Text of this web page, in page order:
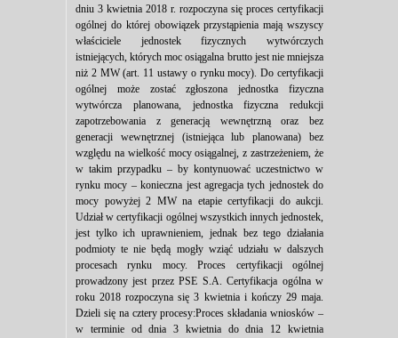
dniu 3 kwietnia 2018 r. rozpoczyna się proces certyfikacji
ogólnej do której obowiązek przystąpienia mają wszyscy
właściciele jednostek fizycznych wytwórczych
istniejących, których moc osiągalna brutto jest nie mniejsza
niż 2 MW (art. 11 ustawy o rynku mocy). Do certyfikacji
ogólnej może zostać zgłoszona jednostka fizyczna
wytwórcza planowana, jednostka fizyczna redukcji
zapotrzebowania z generacją wewnętrzną oraz bez
generacji wewnętrznej (istniejąca lub planowana) bez
względu na wielkość mocy osiągalnej, z zastrzeżeniem, że
w takim przypadku – by kontynuować uczestnictwo w
rynku mocy – konieczna jest agregacja tych jednostek do
mocy powyżej 2 MW na etapie certyfikacji do aukcji.
Udział w certyfikacji ogólnej wszystkich innych jednostek,
jest tylko ich uprawnieniem, jednak bez tego działania
podmioty te nie będą mogły wziąć udziału w dalszych
procesach rynku mocy. Proces certyfikacji ogólnej
prowadzony jest przez PSE S.A. Certyfikacja ogólna w
roku 2018 rozpoczyna się 3 kwietnia i kończy 29 maja.
Dzieli się na cztery procesy:Proces składania wniosków –
w terminie od dnia 3 kwietnia do dnia 12 kwietnia